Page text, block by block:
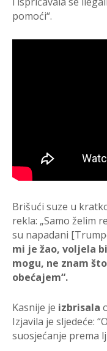
pomoći“.
Brišući suze u
rekla: „Samo želim
su napadani
mi je žao, voljela
mogu, ne znam
obećajem“.
Kasnije je izbrisala
Izjavila je sljedeće:
suosjećanje prema